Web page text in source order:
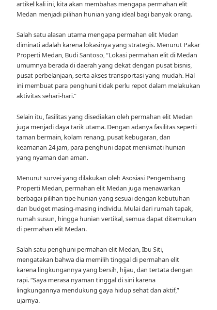
artikel kali ini, kita akan membahas mengapa permahan elit
Medan menjadi pilihan hunian yang ideal bagi banyak orang.
Salah satu alasan utama mengapa permahan elit Medan
diminati adalah karena lokasinya yang strategis. Menurut Pakar
Properti Medan, Budi Santoso, “Lokasi permahan elit di Medan
umumnya berada di daerah yang dekat dengan pusat bisnis,
pusat perbelanjaan, serta akses transportasi yang mudah. Hal
ini membuat para penghuni tidak perlu repot dalam melakukan
aktivitas sehari-hari.”
Selain itu, fasilitas yang disediakan oleh permahan elit Medan
juga menjadi daya tarik utama. Dengan adanya fasilitas seperti
taman bermain, kolam renang, pusat kebugaran, dan
keamanan 24 jam, para penghuni dapat menikmati hunian
yang nyaman dan aman.
Menurut survei yang dilakukan oleh Asosiasi Pengembang
Properti Medan, permahan elit Medan juga menawarkan
berbagai pilihan tipe hunian yang sesuai dengan kebutuhan
dan budget masing-masing individu. Mulai dari rumah tapak,
rumah susun, hingga hunian vertikal, semua dapat ditemukan
di permahan elit Medan.
Salah satu penghuni permahan elit Medan, Ibu Siti,
mengatakan bahwa dia memilih tinggal di permahan elit
karena lingkungannya yang bersih, hijau, dan tertata dengan
rapi. “Saya merasa nyaman tinggal di sini karena
lingkungannya mendukung gaya hidup sehat dan aktif,”
ujarnya.